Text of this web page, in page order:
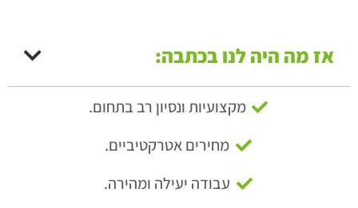
אז מה היה לנו בכתבה:
מקצועיות ונסיון רב בתחום.
מחירים אטרקטיביים.
עבודה יעילה ומהירה.